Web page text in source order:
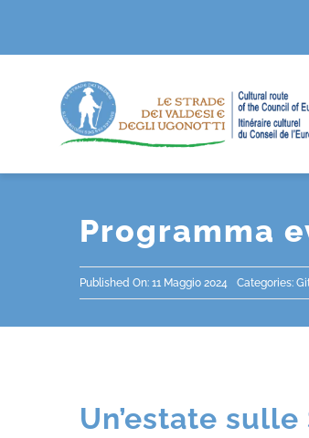
Programma
Published On: 11 Maggio 2024 Categories:
Un’estate